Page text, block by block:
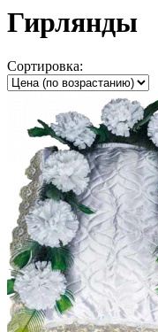
Гирлянды
Сортировка: